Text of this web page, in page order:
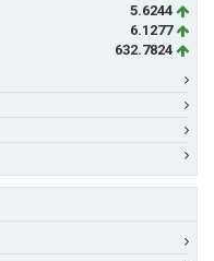
5.6244
6.1277
632.7824